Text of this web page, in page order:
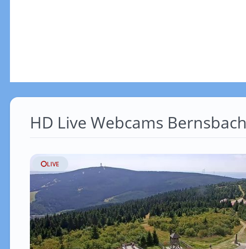
HD Live Webcams Bernsbach
LIVE